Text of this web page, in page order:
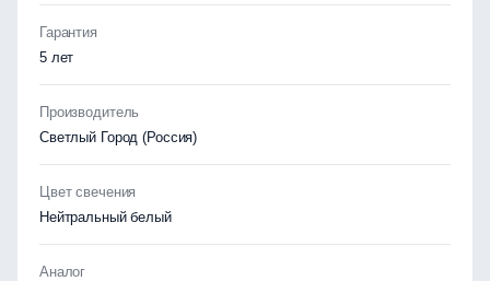
Гарантия
5 лет
Производитель
Светлый Город (Россия)
Цвет свечения
Нейтральный белый
Аналог